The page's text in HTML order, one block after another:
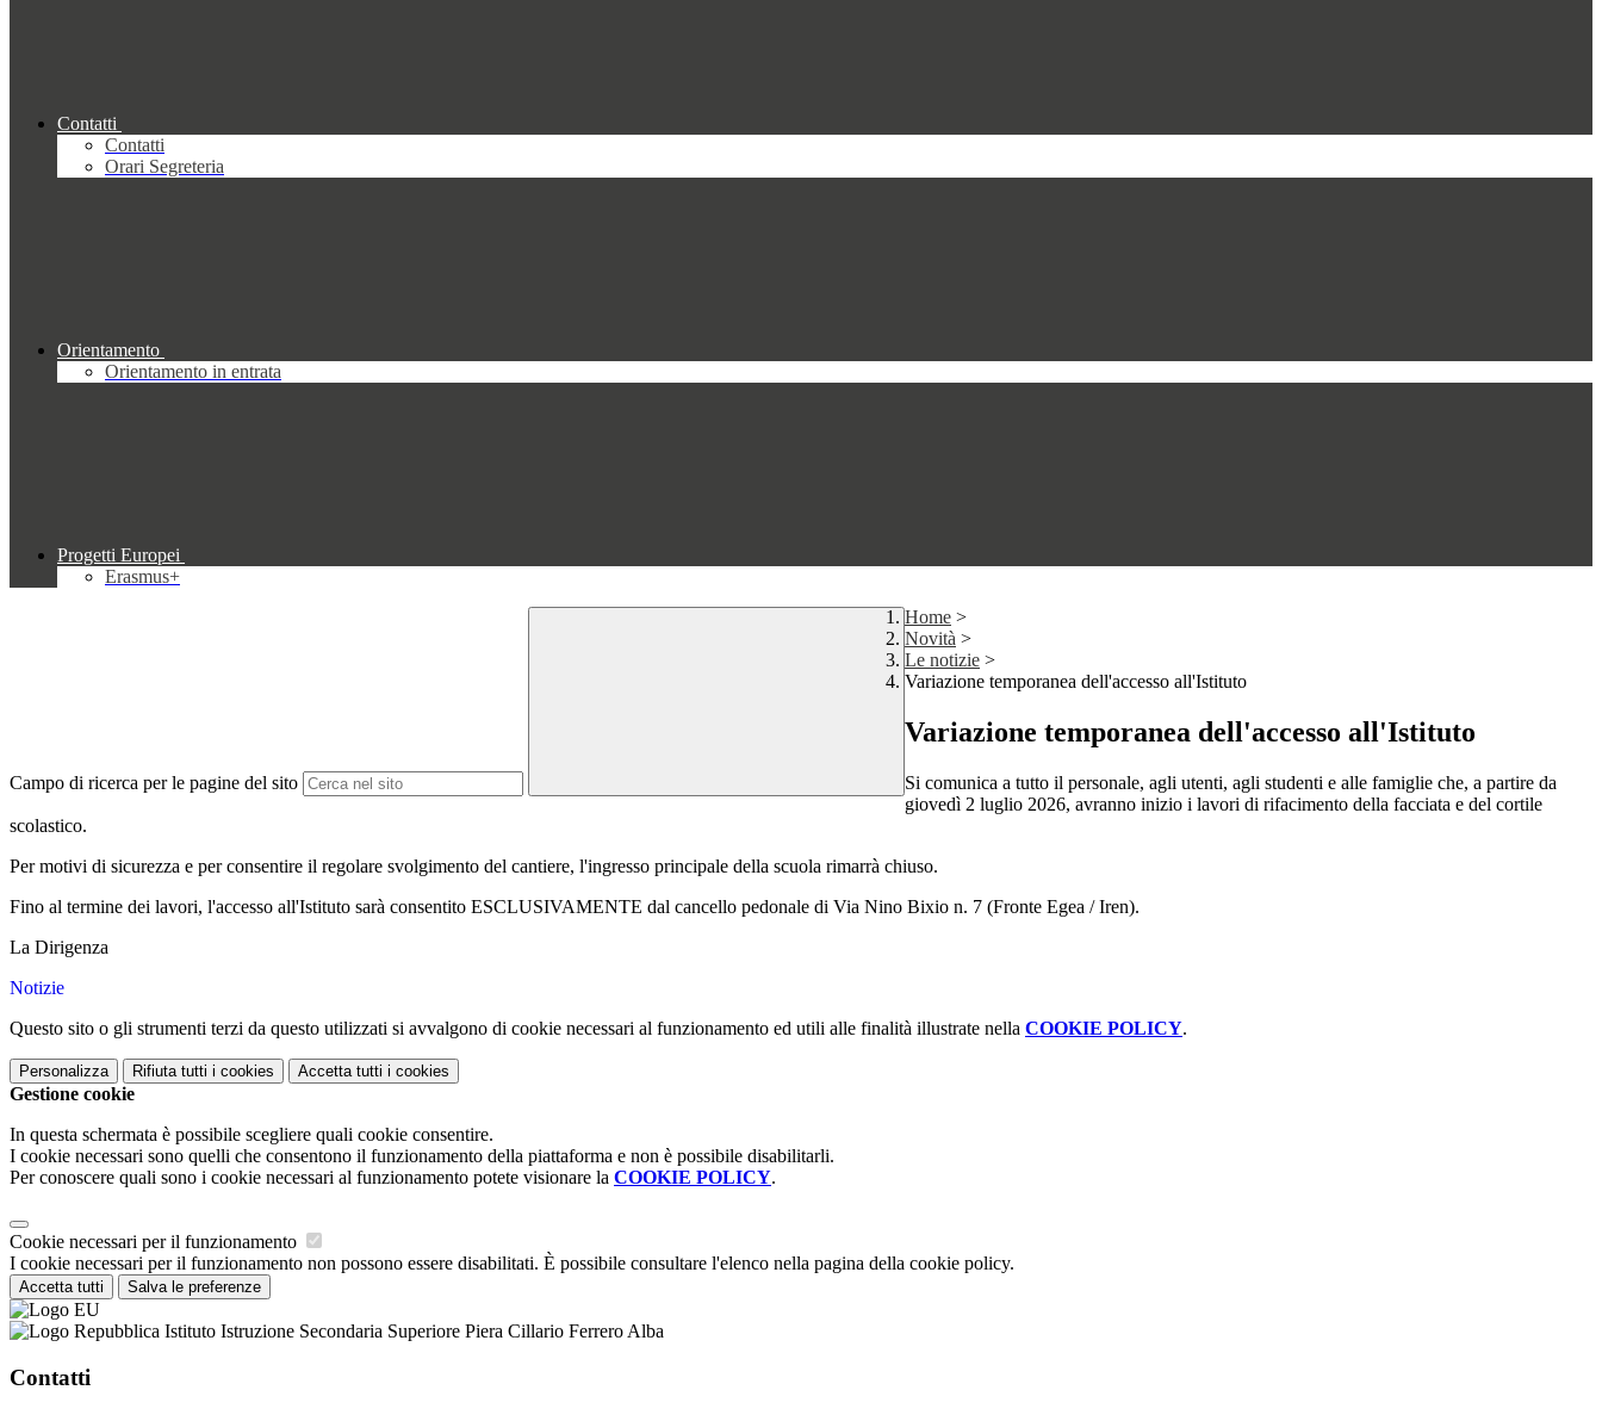
Contatti
Contatti
Orari Segreteria
Orientamento
Orientamento in entrata
Progetti Europei
Erasmus+
Campo di ricerca per le pagine del sito
Home >
Novità >
Le notizie >
Variazione temporanea dell'accesso all'Istituto
Variazione temporanea dell'accesso all'Istituto
Si comunica a tutto il personale, agli utenti, agli studenti e alle famiglie che, a partire da
giovedì 2 luglio 2026, avranno inizio i lavori di rifacimento della facciata e del cortile
scolastico.
Per motivi di sicurezza e per consentire il regolare svolgimento del cantiere, l'ingresso principale della scuola rimarrà chiuso.
Fino al termine dei lavori, l'accesso all'Istituto sarà consentito ESCLUSIVAMENTE dal cancello pedonale di Via Nino Bixio n. 7 (Fronte Egea / Iren).
La Dirigenza
Notizie
Questo sito o gli strumenti terzi da questo utilizzati si avvalgono di cookie necessari al funzionamento ed utili alle finalità illustrate nella COOKIE POLICY.
Personalizza Rifiuta tutti i cookies Accetta tutti i cookies
Gestione cookie
In questa schermata è possibile scegliere quali cookie consentire.
I cookie necessari sono quelli che consentono il funzionamento della piattaforma e non è possibile disabilitarli.
Per conoscere quali sono i cookie necessari al funzionamento potete visionare la COOKIE POLICY.
Cookie necessari per il funzionamento
I cookie necessari per il funzionamento non possono essere disabilitati. È possibile consultare l'elenco nella pagina della cookie policy.
Accetta tutti Salva le preferenze
Istituto Istruzione Secondaria Superiore Piera Cillario Ferrero Alba
Contatti